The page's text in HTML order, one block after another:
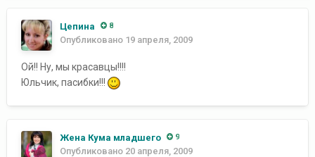
Цепина 8
Опубликовано 19 апреля, 2009
Ой!! Ну, мы красавцы!!!!
Юльчик, пасибки!!!
Жена Кума младшего 9
Опубликовано 20 апреля, 2009